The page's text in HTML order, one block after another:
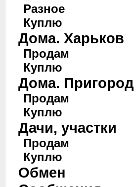
Разное
Куплю
Дома. Харьков
Продам
Куплю
Дома. Пригород
Продам
Куплю
Дачи, участки
Продам
Куплю
Обмен